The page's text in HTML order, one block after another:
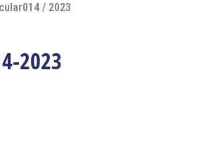
/ 2023
2023